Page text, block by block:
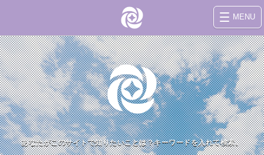
MENU
あなたがこのサイトで知りたいことは？キーワードを入れて検索。